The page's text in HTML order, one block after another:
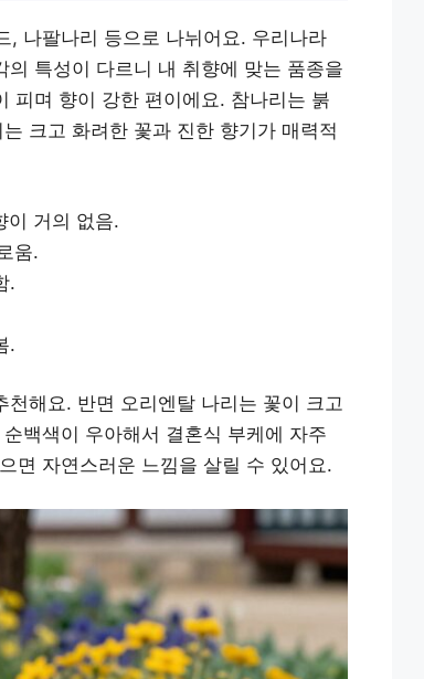
, 나팔나리 등으로 나뉘어요. 우리나라
특성이 다르니 내 취향에 맞는 품종을
피며 향이 강한 편이에요. 참나리는 붉
크고 화려한 꽃과 진한 향기가 매력적
이 거의 없음.
움.
.
.
해요. 반면 오리엔탈 나리는 꽃이 크고
백색이 우아해서 결혼식 부케에 자주
면 자연스러운 느낌을 살릴 수 있어요.